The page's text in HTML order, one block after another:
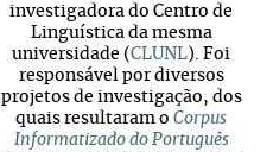
investigadora do Centro de
Linguística da mesma
universidade (CLUNL). Foi
responsável por diversos
projetos de investigação, dos
quais resultaram o Corpus
Informatizado do Português